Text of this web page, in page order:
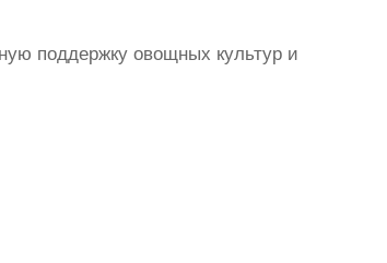
поддержку овощных культур и